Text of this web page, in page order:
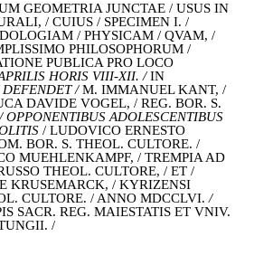
GEOMETRIA JUNCTAE / USUS IN
/ CUIUS / SPECIMEN I. /
/ PHYSICAM / QVAM, /
PHILOSOPHORUM /
PUBLICA PRO LOCO
HORIS VIII-XII. /IN
DEFENDET /M. IMMANUEL KANT, /
DAVIDE VOGEL, / REG. BOR. S.
/ OPPONENTIBUS ADOLESCENTIBUS
/ LUDOVICO ERNESTO
BOR. S. THEOL. CULTORE. /
MUEHLENKAMPF, / TREMPIA AD
THEOL. CULTORE, / ET /
KRUSEMARCK, / KYRIZENSI
CULTORE. / ANNO MDCCLVI./
SACR. REG. MAIESTATIS ET VNIV.
/